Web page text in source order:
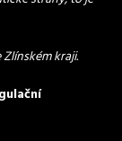
kraji.